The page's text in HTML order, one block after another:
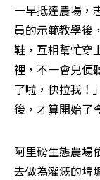
一早抵達農場，
員的示範教學後
鞋，互相幫忙穿
裡，不一會兒便
了啦，快拉我！
後，才算開始了
阿里磅生態農場
去做為灌溉的埤